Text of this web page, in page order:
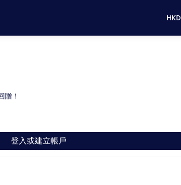
HKD
贈！
登入或建立帳戶